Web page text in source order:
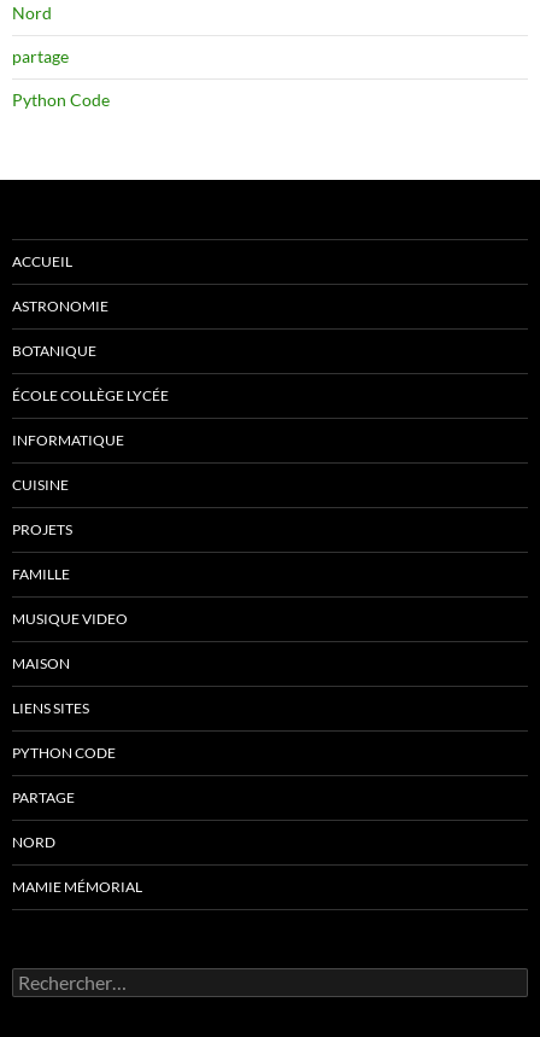
Nord
partage
Python Code
ACCUEIL
ASTRONOMIE
BOTANIQUE
ÉCOLE COLLÈGE LYCÉE
INFORMATIQUE
CUISINE
PROJETS
FAMILLE
MUSIQUE VIDEO
MAISON
LIENS SITES
PYTHON CODE
PARTAGE
NORD
MAMIE MÉMORIAL
Rechercher :